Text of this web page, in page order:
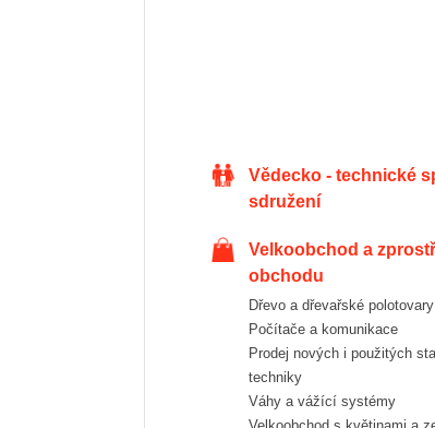
Vědecko - technické spolky a
sdružení
Velkoobchod a zprostředkování
obchodu
Dřevo a dřevařské polotovary
Počítače a komunikace
Prodej nových i použitých stavebních strojů a
techniky
Váhy a vážící systémy